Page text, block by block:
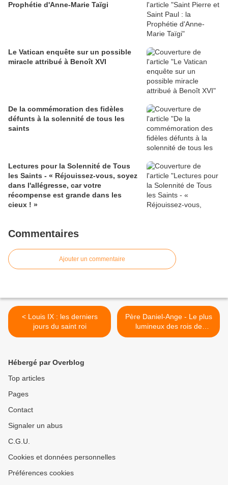
Prophétie d'Anne-Marie Taïgi
Le Vatican enquête sur un possible
miracle attribué à Benoît XVI
De la commémoration des fidèles
défunts à la solennité de tous les
saints
Lectures pour la Solennité de Tous
les Saints - « Réjouissez-vous, soyez
dans l'allégresse, car votre
récompense est grande dans les
cieux ! »
Commentaires
Ajouter un commentaire
< Louis IX : les derniers
jours du saint roi
Père Daniel-Ange - Le plus
lumineux des rois de
France >
Hébergé par Overblog
Top articles
Pages
Contact
Signaler un abus
C.G.U.
Cookies et données personnelles
Préférences cookies